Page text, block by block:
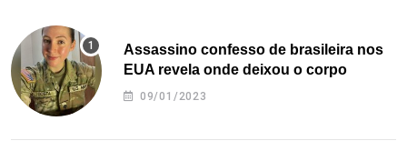
Assassino confesso de brasileira nos
EUA revela onde deixou o corpo
09/01/2023